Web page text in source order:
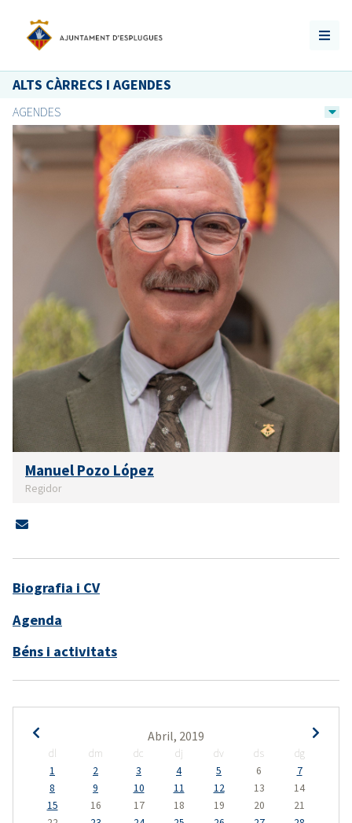
ALTS CÀRRECS I AGENDES
AGENDES
Manuel Pozo López
Regidor
Biografia i CV
Agenda
Béns i activitats
Abril, 2019
dl dm dc dj dv ds
dg
1
2 3 4 5 6
7
8
9 10 11 12 13
14
15
16 17 18 19 20
21